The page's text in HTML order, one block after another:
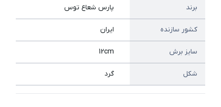
برند پارس شعاع توس
کشور سازنده ایران
سایز برش 12cm
شکل گرد